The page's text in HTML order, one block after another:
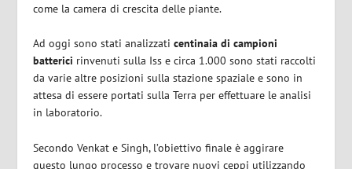
come la camera di crescita delle piante.
Ad oggi sono stati analizzaticentinaia di campioni
batterici rinvenuti sulla Iss e circa 1.000 sono stati raccolti
da varie altre posizioni sulla stazione spaziale e sono in
attesa di essere portati sulla Terra per effettuare le analisi
in laboratorio.
Secondo Venkat e Singh, l’obiettivo finale è aggirare
questo lungo processo e trovare nuovi ceppi utilizzando